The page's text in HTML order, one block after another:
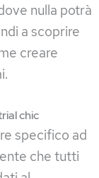
nulla potrà
a scoprire
creare
chic
specifico ad
che tutti